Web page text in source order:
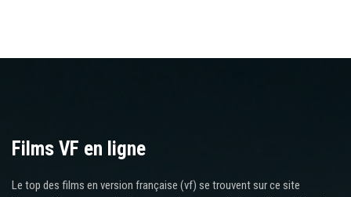
Films VF en ligne
Le top des films en version française (vf) se trouvent sur ce site